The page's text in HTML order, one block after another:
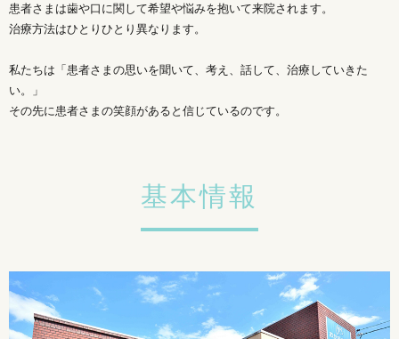
患者さまは歯や口に関して希望や悩みを抱いて来院されます。
治療方法はひとりひとり異なります。
私たちは「患者さまの思いを聞いて、考え、話して、治療していきた
い。」
その先に患者さまの笑顔があると信じているのです。
基本情報